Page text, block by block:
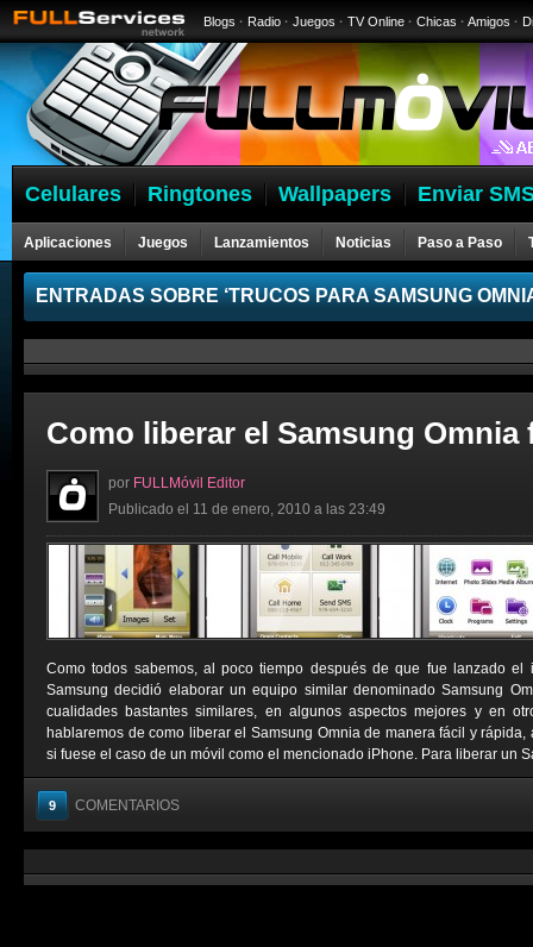
Blogs · Radio · Juegos · TV Online · Chicas · Amigos ·
Celulares Ringtones Wallpapers Enviar
Aplicaciones Juegos Lanzamientos Noticias Paso a Paso
ENTRADAS SOBRE ‘TRUCOS PARA SAMSUNG
Como liberar el Samsung
por FULLMóvil Editor
Publicado el 11 de enero, 2010 a las 23:49
Como todos sabemos, al poco tiempo después de que fue lanzado el
Samsung decidió elaborar un equipo similar denominado Samsung
cualidades bastantes similares, en algunos aspectos mejores y en
hablaremos de como liberar el Samsung Omnia de manera fácil y
si fuese el caso de un móvil como el mencionado iPhone. Para liberar un
9 COMENTARIOS